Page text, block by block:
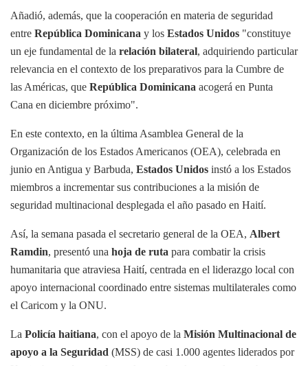
Añadió, además, que la cooperación en materia de seguridad
entre República Dominicana y los Estados Unidos "constituye
un eje fundamental de la relación bilateral, adquiriendo particular
relevancia en el contexto de los preparativos para la Cumbre de
las Américas, que República Dominicana acogerá en Punta
Cana en diciembre próximo".
En este contexto, en la última Asamblea General de la
Organización de los Estados Americanos (OEA), celebrada en
junio en Antigua y Barbuda, Estados Unidos instó a los Estados
miembros a incrementar sus contribuciones a la misión de
seguridad multinacional desplegada el año pasado en Haití.
Así, la semana pasada el secretario general de la OEA, Albert
Ramdin, presentó una hoja de ruta para combatir la crisis
humanitaria que atraviesa Haití, centrada en el liderazgo local con
apoyo internacional coordinado entre sistemas multilaterales como
el Caricom y la ONU.
La Policía haitiana, con el apoyo de la Misión Multinacional de
apoyo a la Seguridad (MSS) de casi 1.000 agentes liderados por